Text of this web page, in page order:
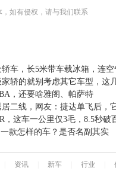
，如有侵权，请与我们联系
车，长5米带车载冰箱，连
轿的就别考虑其它车型，这
，还要啥雅阁、帕萨特
二线，网友：捷达单飞后，
，这车一公里仅3毛，8.5秒破
款怎样的车？是否名副其实
资讯 新车 行业